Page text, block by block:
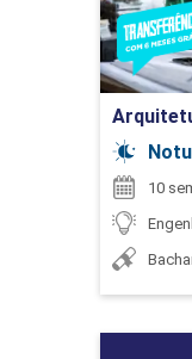
ATIVIDADES
JOABE
JOSE
10